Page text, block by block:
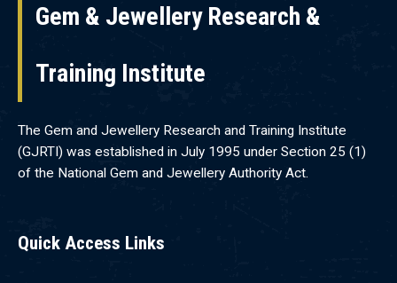
Gem & Jewellery Research &
Training Institute
The Gem and Jewellery Research and Training Institute
(GJRTI) was established in July 1995 under Section 25 (1)
of the National Gem and Jewellery Authority Act.
Quick Access Links